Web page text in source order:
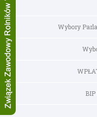
Wybory